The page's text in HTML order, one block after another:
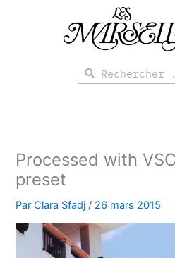
Rechercher
Rechercher
Processed with
preset
ParClara Sfadj / 26 mars 2015